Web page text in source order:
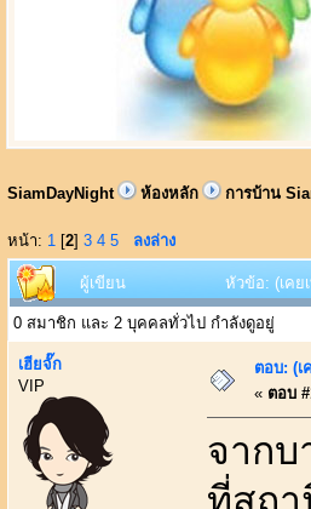
SiamDayNight ห้องหลัก การบ้าน
หน้า: 1 [2] 3 4 5 ลงล่าง
ผู้เขียน หัวข้อ: (เคย
0 สมาชิก และ 2 บุคคลทั่วไป กำลังดูอยู่
เฮียจั๊ก
VIP
ตอบ: (เ
« ตอบ
จากบ
ที่สถ